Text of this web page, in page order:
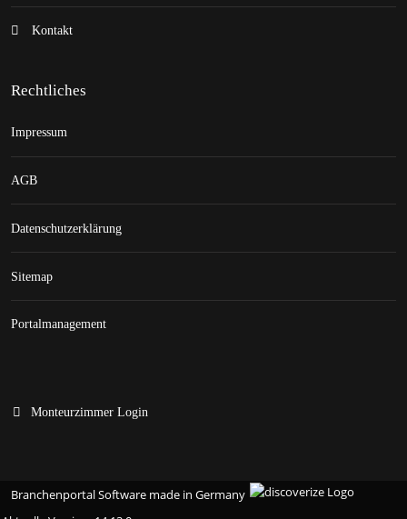
Kontakt
Rechtliches
Impressum
AGB
Datenschutzerklärung
Sitemap
Portalmanagement
Monteurzimmer Login
Branchenportal Software made in Germany